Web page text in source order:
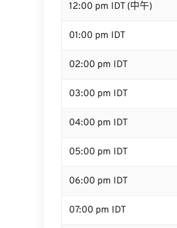
12:00 pm IDT (中午)
01:00 pm IDT
02:00 pm IDT
03:00 pm IDT
04:00 pm IDT
05:00 pm IDT
06:00 pm IDT
07:00 pm IDT